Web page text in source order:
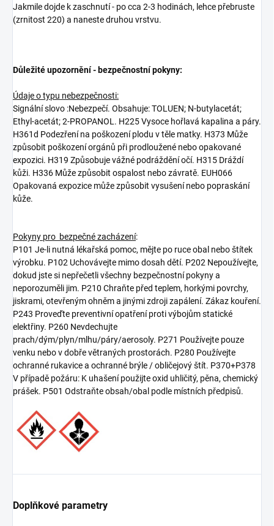
Jakmile dojde k zaschnutí - po cca 2-3 hodinách, lehce přebruste
(zrnitost 220) a naneste druhou vrstvu.
Důležité upozornění - bezpečnostní pokyny:
Údaje o typu nebezpečnosti:
Signální slovo :Nebezpečí. Obsahuje: TOLUEN; N-butylacetát;
Ethyl-acetát; 2-PROPANOL. H225 Vysoce hořlavá kapalina a páry.
H361d Podezření na poškození plodu v těle matky. H373 Může
způsobit poškození orgánů při prodloužené nebo opakované
expozici. H319 Způsobuje vážné podráždění očí. H315 Dráždí
kůži. H336 Může způsobit ospalost nebo závratě. EUH066
Opakovaná expozice může způsobit vysušení nebo popraskání
kůže.
Pokyny pro bezpečné zacházení:
P101 Je-li nutná lékařská pomoc, mějte po ruce obal nebo štítek
výrobku. P102 Uchovávejte mimo dosah dětí. P202 Nepoužívejte,
dokud jste si nepřečetli všechny bezpečnostní pokyny a
neporozuměli jim. P210 Chraňte před teplem, horkými povrchy,
jiskrami, otevřeným ohněm a jinými zdroji zapálení. Zákaz kouření.
P243 Proveďte preventivní opatření proti výbojům statické
elektřiny. P260 Nevdechujte
prach/dým/plyn/mlhu/páry/aerosoly. P271 Používejte pouze
venku nebo v dobře větraných prostorách. P280 Používejte
ochranné rukavice a ochranné brýle / obličejový štít. P370+P378
V případě požáru: K uhašení použijte oxid uhličitý, pěna, chemický
prášek. P501 Odstraňte obsah/obal podle místních předpisů.
Doplňkové parametry